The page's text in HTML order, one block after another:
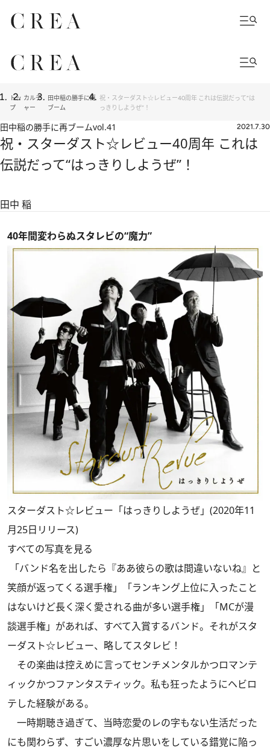
トッ
プ
カルチ
ャー
田中稲の勝手に再
ブーム
祝・スターダスト☆レビュー40周年 これは伝説だって“は
っきりしようぜ”！
田中稲の勝手に再ブームvol.41 2021.7.30
祝・スターダスト☆レビュー40周年 これは
伝説だって“はっきりしようぜ”！
田中 稲
40年間変わらぬスタレビの“魔力”
スターダスト☆レビュー「はっきりしようぜ」(2020年11
月25日リリース)
すべての写真を見る
「バンド名を出したら『ああ彼らの歌は間違いないね』と
笑顔が返ってくる選手権」「ランキング上位に入ったこと
はないけど長く深く愛される曲が多い選手権」「MCが漫
談選手権」があれば、すべて入賞するバンド。それがスタ
ーダスト☆レビュー、略してスタレビ！
その楽曲は控えめに言ってセンチメンタルかつロマンテ
ィックかつファンタスティック。私も狂ったようにヘビロ
テした経験がある。
一時期聴き過ぎて、当時恋愛のレの字もない生活だった
にも関わらず、すごい濃厚な片思いをしている錯覚に陥っ